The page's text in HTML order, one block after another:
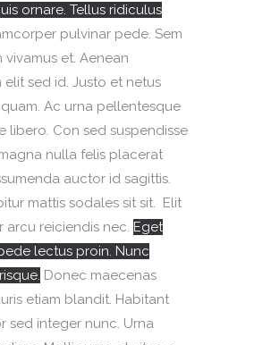
ornare. Tellus ridiculus
pulvinar pede. Sem
vivamus et. Aenean
sed id. Justo et netus
Ac urna pellentesque
libero. Con sed suspendisse
nulla felis placerat
auctor id sagittis.
mattis sodales sit sit. Elit
arcu reiciendis nec. Eget
lectus proin. Nunc
Donec maecenas
etiam blandit. Habitant
sed integer nunc. Urna